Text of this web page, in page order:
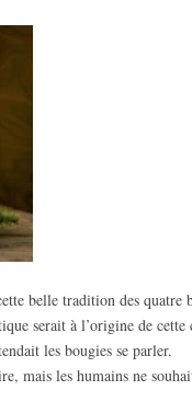
belle tradition des
serait à l’origine de cette
les bougies se parler.
mais les humains ne